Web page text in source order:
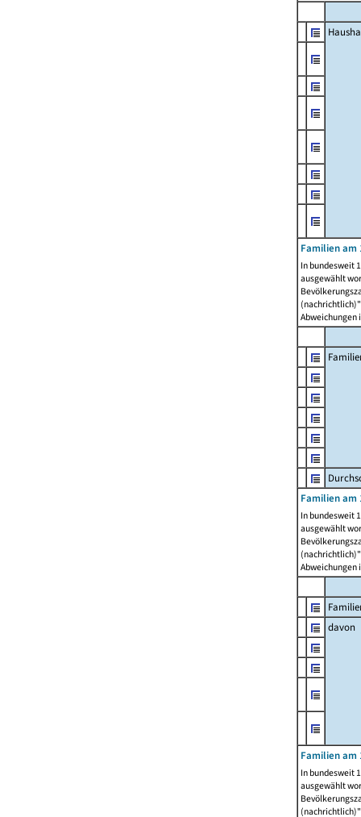
Familien am
In bundesweit
ausgewählt
Abweichungen
Familien am
In bundesweit
ausgewählt
Abweichungen
davon
Familien am
In bundesweit
ausgewählt